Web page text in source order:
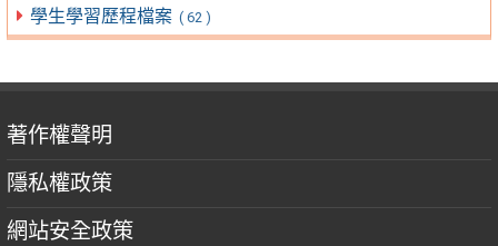
學生學習歷程檔案 ( 62 )
著作權聲明
隱私權政策
網站安全政策